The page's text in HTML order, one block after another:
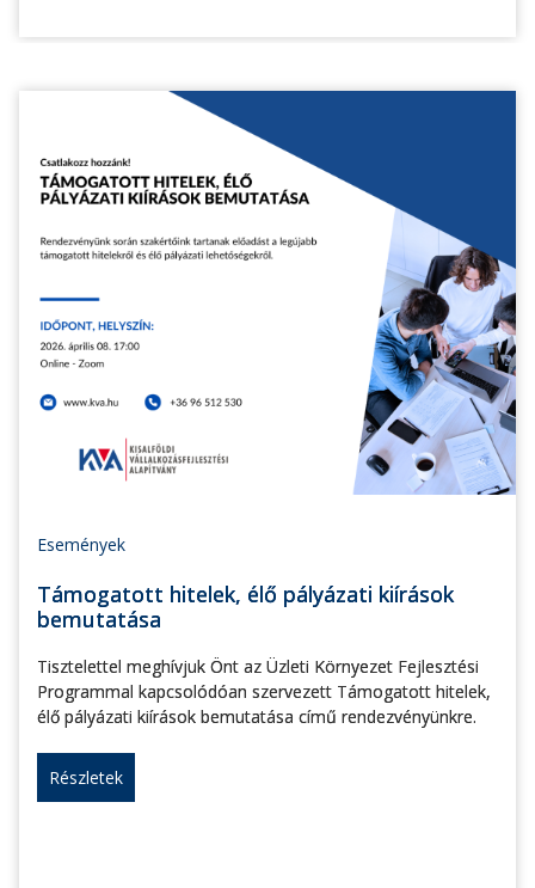
Események
Támogatott hitelek, élő pályázati kiírások
bemutatása
Tisztelettel meghívjuk Önt az Üzleti Környezet Fejlesztési
Programmal kapcsolódóan szervezett Támogatott hitelek,
élő pályázati kiírások bemutatása című rendezvényünkre.
Részletek